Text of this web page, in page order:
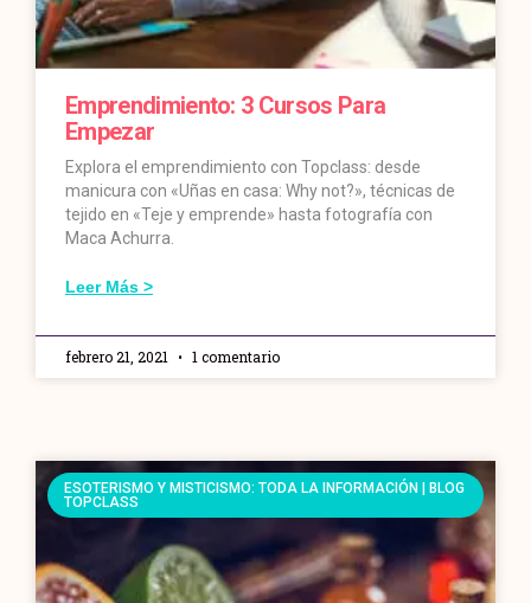
Emprendimiento: 3 Cursos Para
Empezar
Explora el emprendimiento con Topclass: desde
manicura con «Uñas en casa: Why not?», técnicas de
tejido en «Teje y emprende» hasta fotografía con
Maca Achurra.
Leer Más >
febrero 21, 2021 1 comentario
ESOTERISMO Y MISTICISMO: TODA LA INFORMACIÓN | BLOG
TOPCLASS